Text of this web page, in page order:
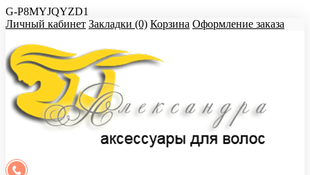
G-P8MYJQYZD1
Личный кабинет Закладки (0) Корзина Оформление заказа